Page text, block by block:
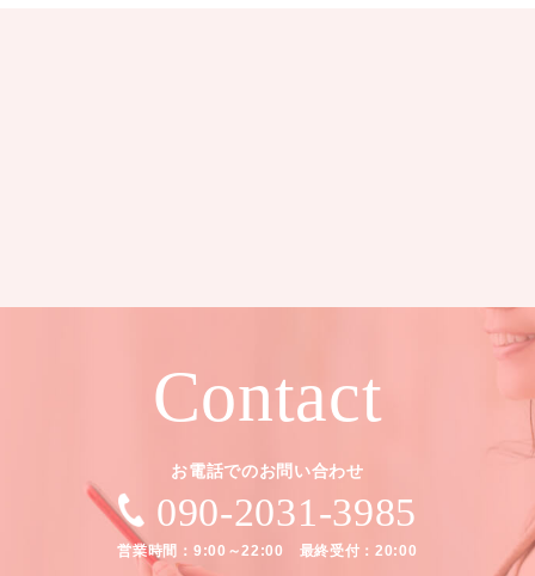
Contact
お電話でのお問い合わせ
090-2031-3985
営業時間：9:00～22:00 最終受付：20:00